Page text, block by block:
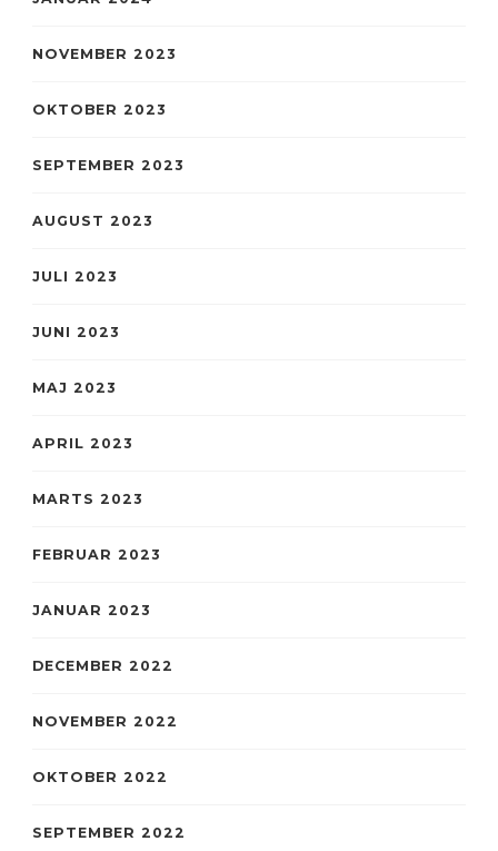
NOVEMBER 2023
OKTOBER 2023
SEPTEMBER 2023
AUGUST 2023
JULI 2023
JUNI 2023
MAJ 2023
APRIL 2023
MARTS 2023
FEBRUAR 2023
JANUAR 2023
DECEMBER 2022
NOVEMBER 2022
OKTOBER 2022
SEPTEMBER 2022